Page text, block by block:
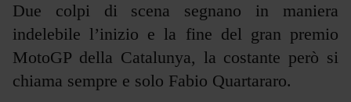
Due colpi di scena segnano in maniera
indelebile l’inizio e la fine del gran premio
MotoGP della Catalunya, la costante però si
chiama sempre e solo Fabio Quartararo.